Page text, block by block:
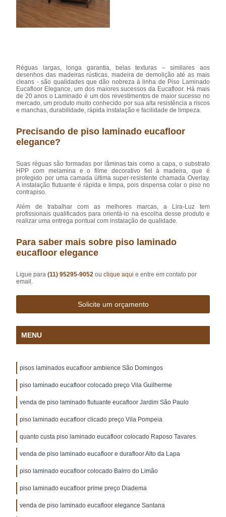
Réguas largas, longa garantia, belas texturas – similares aos
desenhos das madeiras rústicas, madeira de demolição até as mais
cleans - são qualidades que dão nobreza à linha de Piso Laminado
Eucafloor Elegance, um dos maiores sucessos da Eucafloor. Há mais
de 20 anos o Laminado é um dos revestimentos de maior sucesso no
mercado, um produto muito conhecido por sua alta resistência a riscos
e manchas, durabilidade, rápida instalação e facilidade de limpeza.
Precisando de piso laminado eucafloor
elegance?
Suas réguas são formadas por lâminas tais como a capa, o substrato
HPP com melamina e o filme decorativo fiel à madeira, que é
protegido por uma camada última super-resistente chamada Overlay.
A instalação flutuante é rápida e limpa, pois dispensa colar o piso no
contrapiso.
Além de trabalhar com as melhores marcas, a Lira-Luz tem
profissionais qualificados para orientá-lo na escolha desse produto e
realizar uma entrega pontual com instalação de qualidade.
Para saber mais sobre piso laminado
eucafloor elegance
Ligue para(11) 95295-9052ouclique aqui e entre em contato por
email.
Solicite um orçamento
MENU
pisos laminados eucafloor ambience São Domingos
piso laminado eucafloor colocado preço Vila Guilherme
venda de piso laminado flutuante eucafloor Jardim São Paulo
piso laminado eucafloor clicado preço Vila Pompeia
quanto custa piso laminado eucafloor colocado Raposo Tavares
venda de piso laminado eucafloor e durafloor Alto da Lapa
piso laminado eucafloor colocado Bairro do Limão
piso laminado eucafloor prime preço Diadema
venda de piso laminado eucafloor elegance Santana